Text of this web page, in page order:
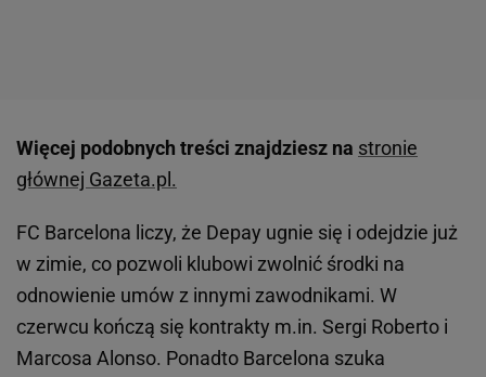
Więcej podobnych treści znajdziesz na stronie
głównej Gazeta.pl.
FC Barcelona liczy, że Depay ugnie się i odejdzie już
w zimie, co pozwoli klubowi zwolnić środki na
odnowienie umów z innymi zawodnikami. W
czerwcu kończą się kontrakty m.in. Sergi Roberto i
Marcosa Alonso. Ponadto Barcelona szuka